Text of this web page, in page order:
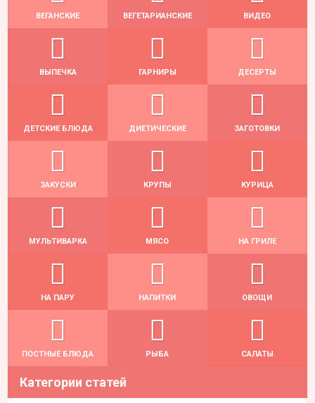
ВЕГАНСКИЕ ВЕГЕТАРИАНСКИЕ ВИДЕО
ВЫПЕЧКА ГАРНИРЫ ДЕСЕРТЫ
ДЕТСКИЕ БЛЮДА ДИЕТИЧЕСКИЕ ЗАГОТОВКИ
ЗАКУСКИ КРУПЫ КУРИЦА
МУЛЬТИВАРКА МЯСО НА ГРИЛЕ
НА ПАРУ НАПИТКИ ОВОЩИ
ПОСТНЫЕ БЛЮДА РЫБА САЛАТЫ
Категории статей